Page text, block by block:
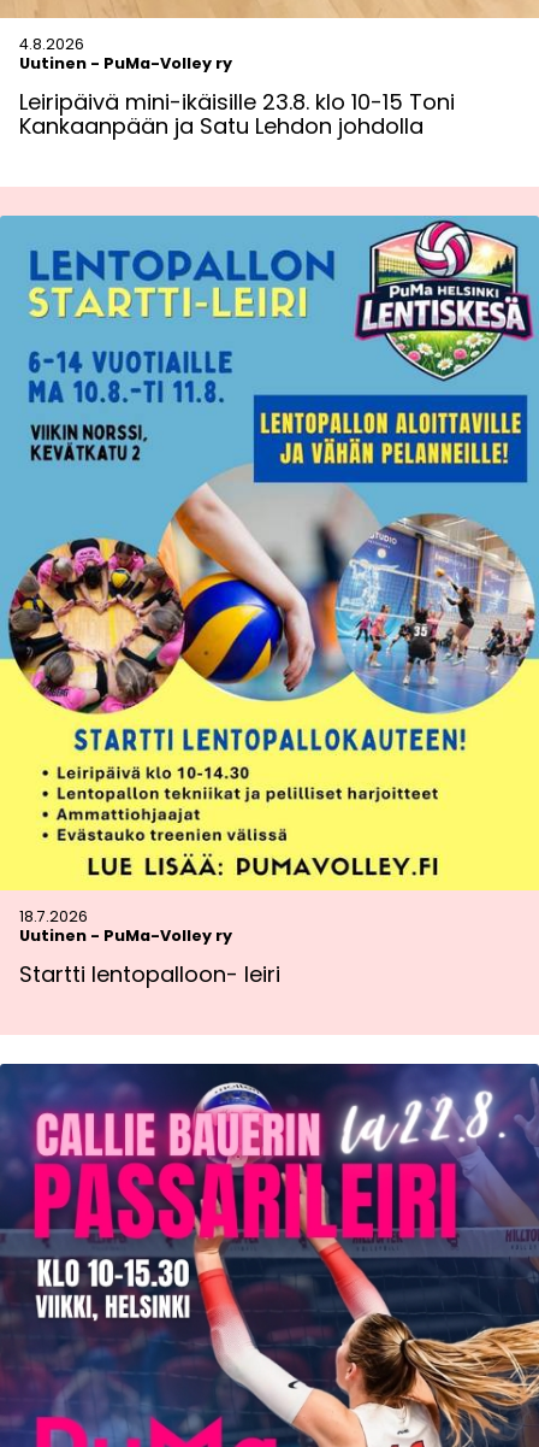
4.8.2026
Uutinen - PuMa-Volley ry
Leiripäivä mini-ikäisille 23.8. klo 10-15 Toni
Kankaanpään ja Satu Lehdon johdolla
18.7.2026
Uutinen - PuMa-Volley ry
Startti lentopalloon- leiri